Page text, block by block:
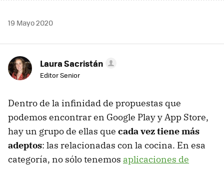
19 Mayo 2020
Laura Sacristán
Editor Senior
Dentro de la infinidad de propuestas que
podemos encontrar en Google Play y App Store,
hay un grupo de ellas que cada vez tiene más
adeptos: las relacionadas con la cocina. En esa
categoría, no sólo tenemos aplicaciones de